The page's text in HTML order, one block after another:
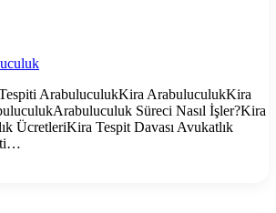
ArabuluculukKira ArabuluculukKira
Süreci Nasıl İşler?Kira
ÜcretleriKira Tespit Davası Avukatlık